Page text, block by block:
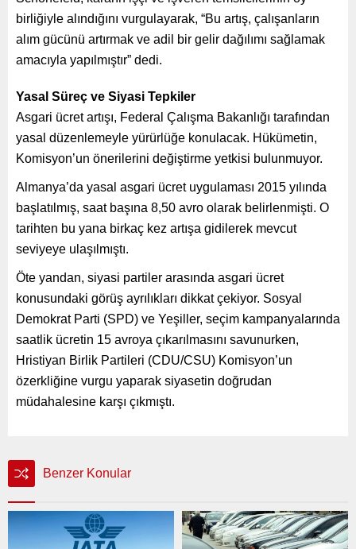
birliğiyle alındığını vurgulayarak, “Bu artış, çalışanların
alım gücünü artırmak ve adil bir gelir dağılımı sağlamak
amacıyla yapılmıştır” dedi.
Yasal Süreç ve Siyasi Tepkiler
Asgari ücret artışı, Federal Çalışma Bakanlığı tarafından
yasal düzenlemeyle yürürlüğe konulacak. Hükümetin,
Komisyon’un önerilerini değiştirme yetkisi bulunmuyor.
Almanya’da yasal asgari ücret uygulaması 2015 yılında
başlatılmış, saat başına 8,50 avro olarak belirlenmişti. O
tarihten bu yana birkaç kez artışa gidilerek mevcut
seviyeye ulaşılmıştı.
Öte yandan, siyasi partiler arasında asgari ücret
konusundaki görüş ayrılıkları dikkat çekiyor. Sosyal
Demokrat Parti (SPD) ve Yeşiller, seçim kampanyalarında
saatlik ücretin 15 avroya çıkarılmasını savunurken,
Hristiyan Birlik Partileri (CDU/CSU) Komisyon’un
özerkliğine vurgu yaparak siyasetin doğrudan
müdahalesine karşı çıkmıştı.
Benzer Konular